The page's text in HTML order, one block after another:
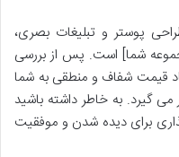
پوستر و تبلیغات بصری،
شما] است. پس از بررسی
قیمت شفاف و منطقی به شما
می گیرد. به خاطر داشته باشید
برای دیده شدن و موفقیت